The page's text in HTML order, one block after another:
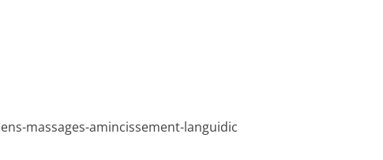
massages-amincissement-languidic